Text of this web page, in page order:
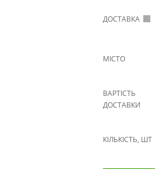
ДОСТАВКА
МІСТО
ВАРТІСТЬ
ДОСТАВКИ
КІЛЬКІСТЬ, ШТ